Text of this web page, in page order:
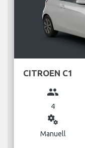
CITROEN C1
group
4
miscellaneous_services
Manuell